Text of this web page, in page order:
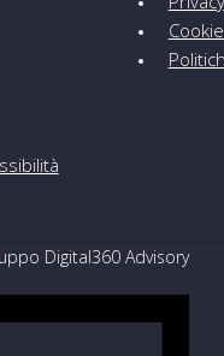
Digital360 Advisory